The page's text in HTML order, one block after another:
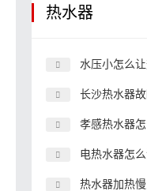
热水器
水压小怎么
长沙热水器
孝感热水器
电热水器怎
热水器加热